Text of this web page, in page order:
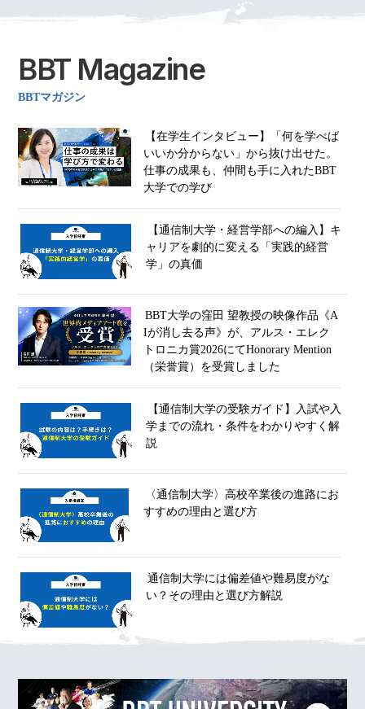
BBT Magazine
BBTマガジン
【在学生インタビュー】「何を学べば
いいか分からない」から抜け出せた。
仕事の成果も、仲間も手に入れたBBT
大学での学び
【通信制大学・経営学部への編入】キ
ャリアを劇的に変える「実践的経営
学」の真価
BBT大学の窪田 望教授の映像作品《A
Iが消し去る声》が、アルス・エレク
トロニカ賞2026にてHonorary Mention
（栄誉賞）を受賞しました
【通信制大学の受験ガイド】入試や入
学までの流れ・条件をわかりやすく解
説
〈通信制大学〉高校卒業後の進路にお
すすめの理由と選び方
通信制大学には偏差値や難易度がな
い？その理由と選び方解説